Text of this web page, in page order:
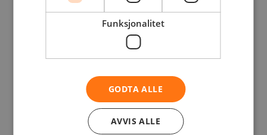
handlingsrettede anbefalinger: Bruk AI
for å forbedre samtalehåndteringen
Dyp analyse og rapportering: Ta
datadrevne beslutninger basert på
samtalemønstre, samtalelengder,
sentiment og språkbruk.
Funksjonalitet
GODTA ALLE
AVVIS ALLE